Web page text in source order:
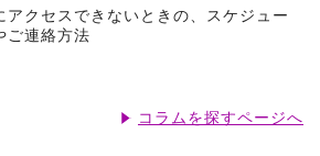
アクセスできないときの、スケジュー
ご連絡方法
コラムを探すページへ